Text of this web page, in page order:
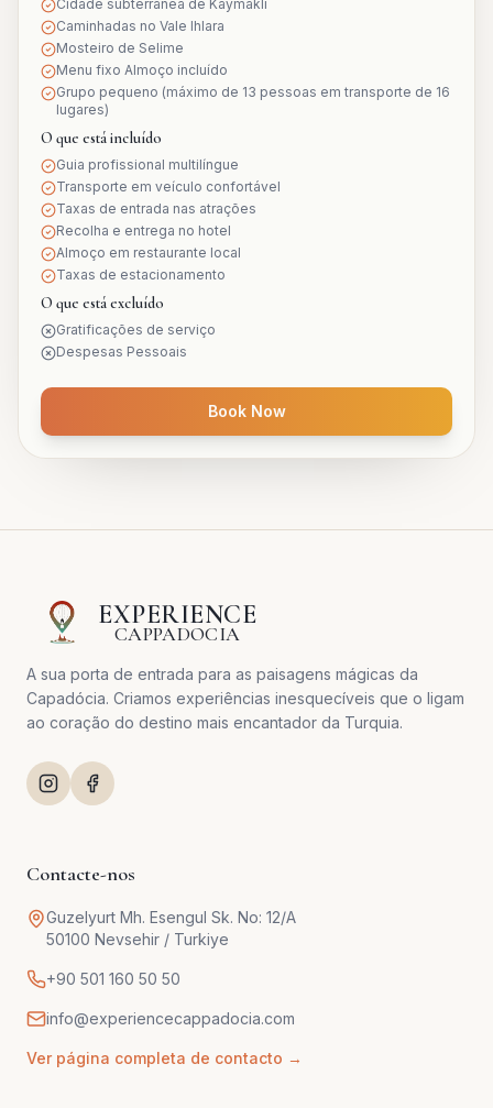
Cidade subterrânea de Kaymaklı
Caminhadas no Vale Ihlara
Mosteiro de Selime
Menu fixo Almoço incluído
Grupo pequeno (máximo de 13 pessoas em transporte de 16
lugares)
O que está incluído
Guia profissional multilíngue
Transporte em veículo confortável
Taxas de entrada nas atrações
Recolha e entrega no hotel
Almoço em restaurante local
Taxas de estacionamento
O que está excluído
Gratificações de serviço
Despesas Pessoais
Book Now
EXPERIENCE
CAPPADOCIA
A sua porta de entrada para as paisagens mágicas da
Capadócia. Criamos experiências inesquecíveis que o ligam
ao coração do destino mais encantador da Turquia.
Contacte-nos
Guzelyurt Mh. Esengul Sk. No: 12/A
50100 Nevsehir / Turkiye
+90 501 160 50 50
info@experiencecappadocia.com
Ver página completa de contacto →